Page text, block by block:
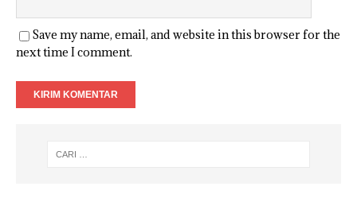
Save my name, email, and website in this browser for the
next time I comment.